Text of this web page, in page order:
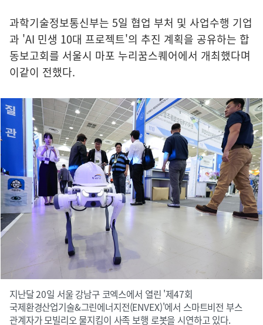
과학기술정보통신부는 5일 협업 부처 및 사업수행 기업
과 'AI 민생 10대 프로젝트'의 추진 계획을 공유하는 합
동보고회를 서울시 마포 누리꿈스퀘어에서 개최했다며
이같이 전했다.
지난달 20일 서울 강남구 코엑스에서 열린 '제47회
국제환경산업기술&그린에너지전(ENVEX)'에서 스마트비전 부스
관계자가 모빌리오 물지킴이 사족 보행 로봇을 시연하고 있다.